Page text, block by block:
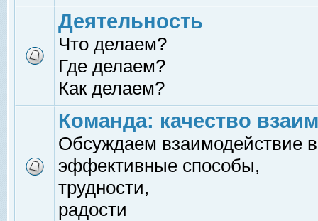
Деятельность
Что делаем?
Где делаем?
Как делаем?
Команда: качество
Обсуждаем взаимодействие
эффективные способы,
трудности,
радости